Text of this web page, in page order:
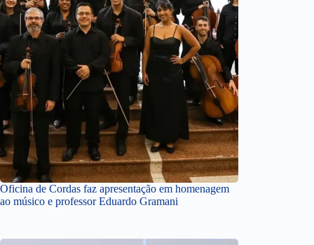
Oficina de Cordas faz apresentação em homenagem
ao músico e professor Eduardo Gramani